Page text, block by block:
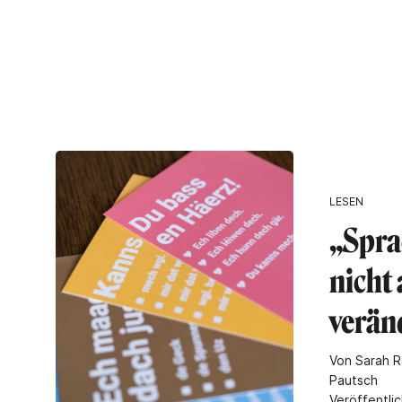
LESEN
nicht
Von Sarah
Pautsch